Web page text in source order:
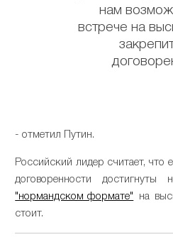
нам
встрече на
- отметил Путин.
Российский лидер считает, что
договоренности
"нормандском формате" на
стоит.